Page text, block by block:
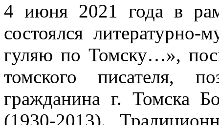
4 июня 2021 года в
состоялся
гуляю по Томску…»,
томского писателя,
гражданина г. Томска
(1930-2013).